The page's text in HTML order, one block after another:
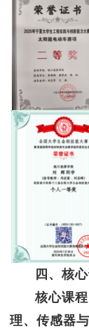
四、核
核心课程
理、传感器